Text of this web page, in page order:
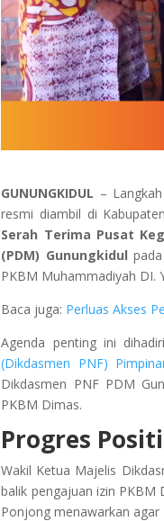
GUNUNGKIDUL –
resmi diambil di
Serah Terima Pusat
(PDM) Gunungkidul
PKBM Muhammadiyah DI.
Baca juga: Perluas Akses
Agenda penting ini
(Dikdasmen PNF)
Dikdasmen PNF PDM
PKBM Dimas.
Progres
Wakil Ketua Majelis
balik pengajuan izin PKBM
Ponjong menawarkan